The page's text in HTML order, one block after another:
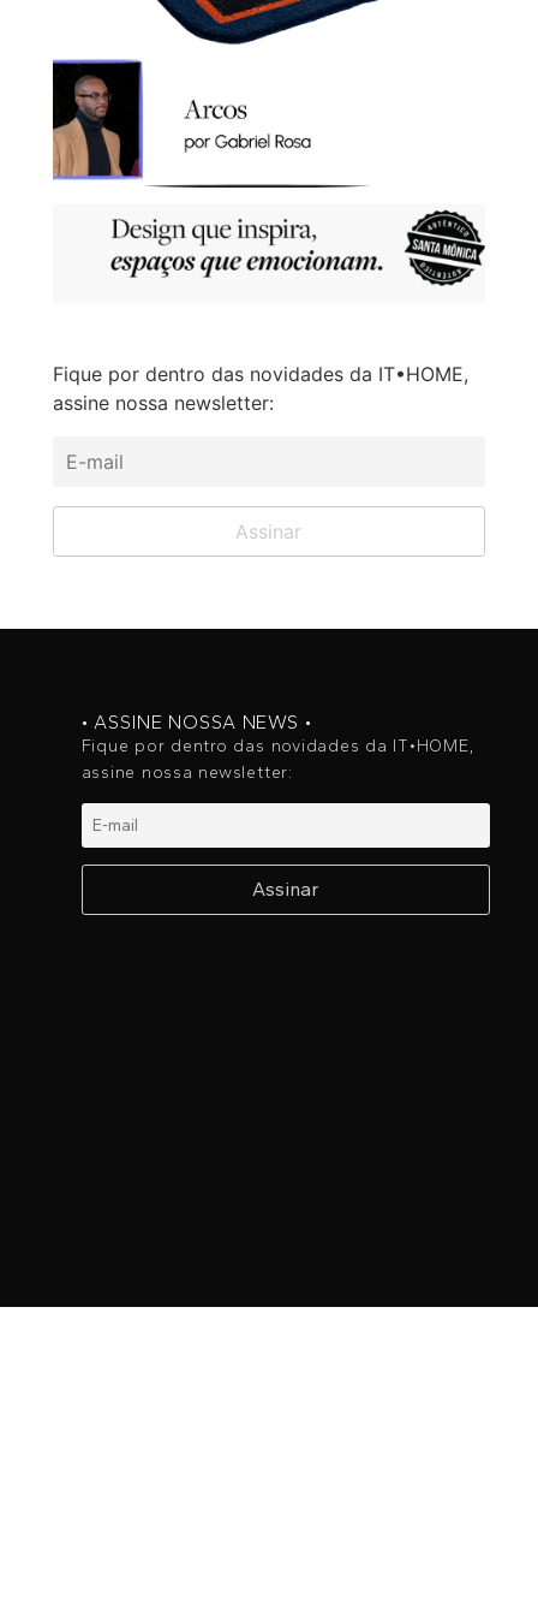
Fique por dentro das novidades da IT•HOME,
assine nossa newsletter:
• ASSINE NOSSA NEWS •
Fique por dentro das novidades da IT•HOME,
assine nossa newsletter: